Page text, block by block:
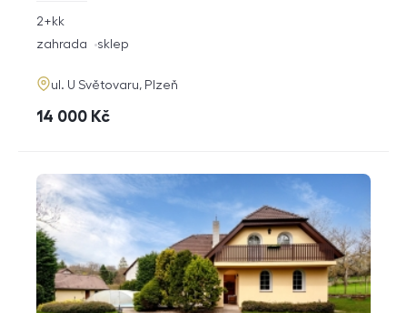
rozměry
2+kk
funkce
zahrada sklep
adresa
ul. U Světovaru, Plzeň
cena
14 000 Kč